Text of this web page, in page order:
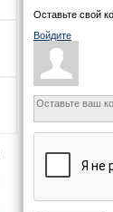
Оставьте свой
Войдите